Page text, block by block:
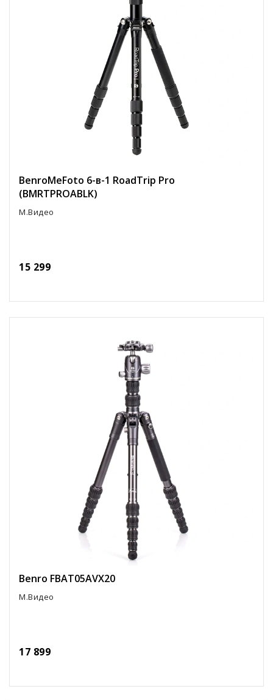
BenroMeFoto 6-в-1 RoadTrip Pro
(BMRTPROABLK)
М.Видео
15 299
Benro FBAT05AVX20
М.Видео
17 899